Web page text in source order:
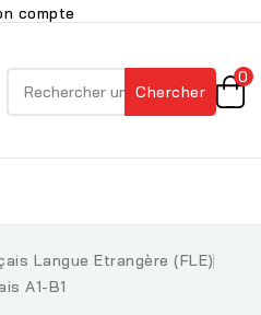
compte
Chercher
0
Langue Etrangère (FLE)
A1-B1